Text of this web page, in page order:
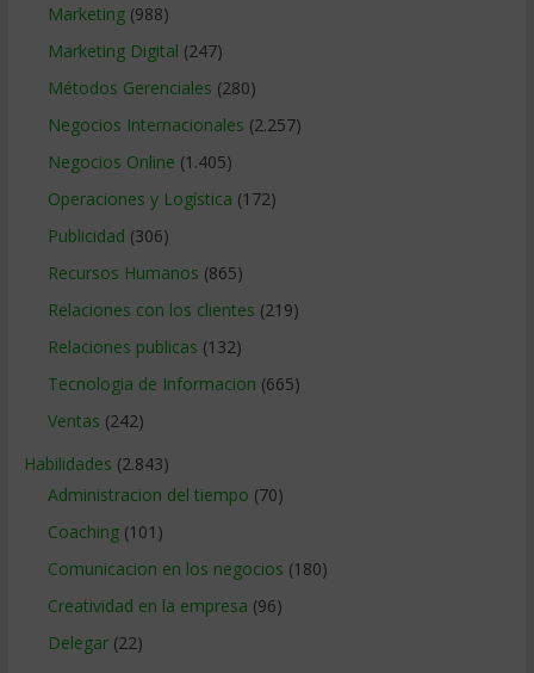
Marketing(988)
Marketing Digital (247)
Métodos Gerenciales (280)
Negocios Internacionales (2.257)
Negocios Online (1.405)
Operaciones y Logística (172)
Publicidad (306)
Recursos Humanos (865)
Relaciones con los clientes (219)
Relaciones publicas (132)
Tecnologia de Informacion (665)
Ventas (242)
Habilidades (2.843)
Administracion del tiempo (70)
Coaching(101)
Comunicacion en los negocios (180)
Creatividad en la empresa (96)
Delegar(22)